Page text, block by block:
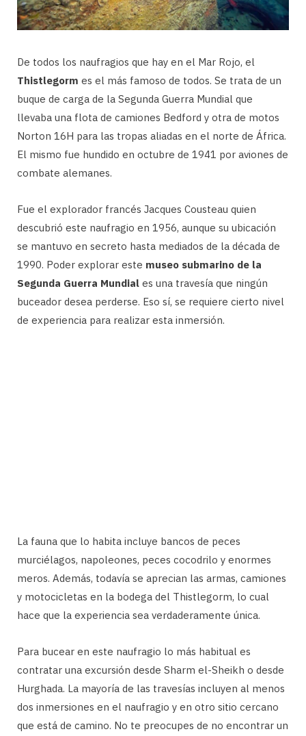
De todos los naufragios que hay en el Mar Rojo, el
Thistlegorm es el más famoso de todos. Se trata de un
buque de carga de la Segunda Guerra Mundial que
llevaba una flota de camiones Bedford y otra de motos
Norton 16H para las tropas aliadas en el norte de África.
El mismo fue hundido en octubre de 1941 por aviones de
combate alemanes.
Fue el explorador francés Jacques Cousteau quien
descubrió este naufragio en 1956, aunque su ubicación
se mantuvo en secreto hasta mediados de la década de
1990. Poder explorar este museo submarino de la
Segunda Guerra Mundial es una travesía que ningún
buceador desea perderse. Eso sí, se requiere cierto nivel
de experiencia para realizar esta inmersión.
La fauna que lo habita incluye bancos de peces
murciélagos, napoleones, peces cocodrilo y enormes
meros. Además, todavía se aprecian las armas, camiones
y motocicletas en la bodega del Thistlegorm, lo cual
hace que la experiencia sea verdaderamente única.
Para bucear en este naufragio lo más habitual es
contratar una excursión desde Sharm el-Sheikh o desde
Hurghada. La mayoría de las travesías incluyen al menos
dos inmersiones en el naufragio y en otro sitio cercano
que está de camino. No te preocupes de no encontrar un